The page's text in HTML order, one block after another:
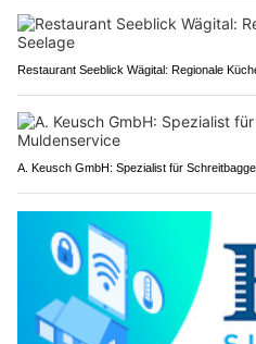
Restaurant Seeblick Wägital: Regionale
A. Keusch GmbH: Spezialist für